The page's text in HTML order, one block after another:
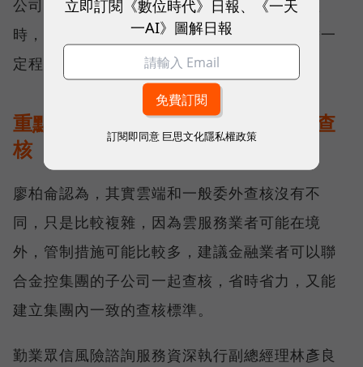
公司才能出具查核報告，當主管機關前來監理
時，金融機構才能出具證明，證明自身有負擔一
定程度的監督責任。
重點4》》攜手金控子公司進行聯合查
核
廖柏侖認為，其實雲端和一般委外查核沒有不
同，只是比較複雜，因為雲服務業者可能在境
外，管制措施可能比較多，建議金融業者可以聯
合金控集團的子公司一起查核，省時省力，又能
建立集團內一致的查核標準。
勤業眾信風險諮詢服務資深執行副總經理林彥良
立即訂閱《數位時代》日報、《一天
一AI》圖解日報
訂閱即同意 巨思文化隱私權政策